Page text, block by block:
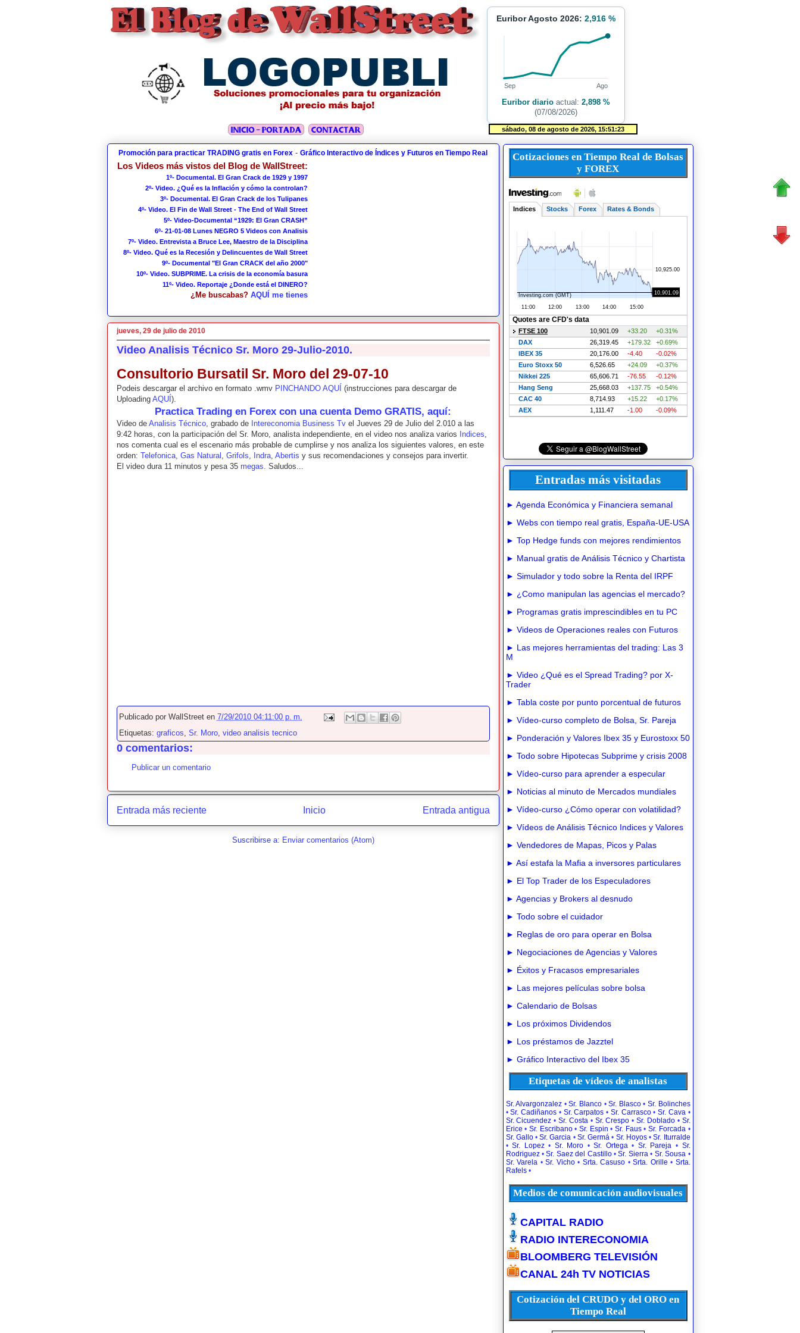
Euribor Agosto 2026: 2,916 %
Sep Ago
Euribor diarioactual: 2,898 %
(07/08/2026)
Promoción para practicar TRADING gratis en Forex - Gráfico Interactivo de Índices y Futuros en Tiempo Real
Los Videos más vistos del Blog de WallStreet:
1º- Documental. El Gran Crack de 1929 y 1997
2º- Video. ¿Qué es la Inflación y cómo la controlan?
3º- Documental. El Gran Crack de los Tulipanes
4º- Video. El Fin de Wall Street - The End of Wall Street
5º- Video-Documental “1929: El Gran CRASH”
6º- 21-01-08 Lunes NEGRO 5 Videos con Analisis
7º- Video. Entrevista a Bruce Lee, Maestro de la Disciplina
8º- Video. Qué es la Recesión y Delincuentes de Wall Street
9º- Documental "El Gran CRACK del año 2000"
10º- Video. SUBPRIME. La crisis de la economía basura
11º- Video. Reportaje ¿Donde está el DINERO?
¿Me buscabas? AQUÍ me tienes
jueves, 29 de julio de 2010
Video Analisis Técnico Sr. Moro 29-Julio-2010.
Consultorio Bursatil Sr. Moro del 29-07-10
Podeis descargar el archivo en formato .wmv PINCHANDO AQUÍ (instrucciones para descargar de
Uploading AQUÍ ).
Practica Trading en Forex con una cuenta Demo GRATIS, aquí:
Video de Analisis Técnico, grabado de Intereconomia Business Tvel Jueves 29 de Julio del 2.010 a las
9:42 horas, con la participación del Sr. Moro, analista independiente, en el video nos analiza varios Indices,
nos comenta cual es el escenario más probable de cumplirse y nos analiza los siguientes valores, en este
orden: Telefonica, Gas Natural , Grifols, Indra, Abertis y sus recomendaciones y consejos para invertir.
El video dura 11 minutos y pesa 35 megas. Saludos...
Publicado por WallStreet en 7/29/2010 04:11:00 p. m.
Etiquetas: graficos, Sr. Moro, video analisis tecnico
0 comentarios:
Publicar un comentario
Entrada más reciente Entrada antigua
Inicio
Suscribirse a: Enviar comentarios (Atom)
Cotizaciones en Tiempo Real de Bolsas
y FOREX
Entradas más visitadas
► Agenda Económica y Financiera semanal
► Webs con tiempo real gratis, España-UE-USA
► Top Hedge funds con mejores rendimientos
► Manual gratis de Análisis Técnico y Chartista
► Simulador y todo sobre la Renta del IRPF
► ¿Como manipulan las agencias el mercado?
► Programas gratis imprescindibles en tu PC
► Videos de Operaciones reales con Futuros
► Las mejores herramientas del trading: Las 3
M
► Video ¿Qué es el Spread Trading? por X-
Trader
► Tabla coste por punto porcentual de futuros
► Vídeo-curso completo de Bolsa, Sr. Pareja
► Ponderación y Valores Ibex 35 y Eurostoxx 50
► Todo sobre Hipotecas Subprime y crisis 2008
► Vídeo-curso para aprender a especular
► Noticias al minuto de Mercados mundiales
► Vídeo-curso ¿Cómo operar con volatilidad?
► Vídeos de Análisis Técnico Indices y Valores
► Vendedores de Mapas, Picos y Palas
► Así estafa la Mafia a inversores particulares
► El Top Trader de los Especuladores
► Agencias y Brokers al desnudo
► Todo sobre el cuidador
► Reglas de oro para operar en Bolsa
► Negociaciones de Agencias y Valores
► Éxitos y Fracasos empresariales
► Las mejores películas sobre bolsa
► Calendario de Bolsas
► Los próximos Dividendos
► Los préstamos de Jazztel
► Gráfico Interactivo del Ibex 35
Etiquetas de vídeos de analistas
Sr. Alvargonzalez •Sr. Blanco•Sr. Blasco• Sr. Bolinches
•Sr. Cadiñanos • Sr. Carpatos • Sr. Carrasco• Sr. Cava•
Sr. Cicuendez •Sr. Costa• Sr. Crespo •Sr. Doblado• Sr.
Erice • Sr. Escribano• Sr. Espin •Sr. Faus•Sr. Forcada•
Sr. Gallo•Sr. Garcia • Sr. Germá • Sr. Hoyos•Sr. Iturralde
•Sr. Lopez• Sr. Moro •Sr. Ortega• Sr. Pareja • Sr.
Rodriguez•Sr. Saez del Castillo•Sr. Sierra• Sr. Sousa •
Sr. Varela • Sr. Vicho• Srta. Casuso • Srta. Orille • Srta.
Rafels•
Medios de comunicación audiovisuales
CAPITAL RADIO
RADIO INTERECONOMIA
BLOOMBERG TELEVISIÓN
CANAL 24h TV NOTICIAS
Cotización del CRUDO y del ORO en
Tiempo Real